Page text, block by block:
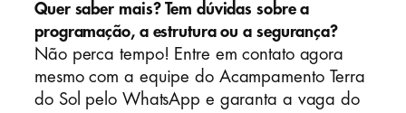
Quer saber mais? Tem dúvidas sobre a
programação, a estrutura ou a segurança?
Não perca tempo! Entre em contato agora
mesmo com a equipe do Acampamento Terra
do Sol pelo WhatsApp e garanta a vaga do